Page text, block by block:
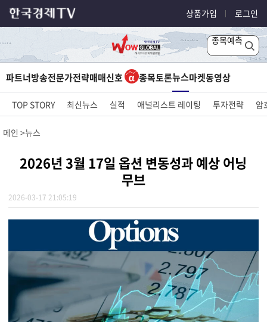
상품가입 로그인
종목예측
파트너방송전문가전략매매신호 종목토론뉴스마켓동영상
TOP STORY 최신뉴스 실적 애널리스트 레이팅 투자전략 암
메인 뉴스
2026년 3월 17일 옵션 변동성과 예상 어닝
무브
2026-03-17 21:05:19